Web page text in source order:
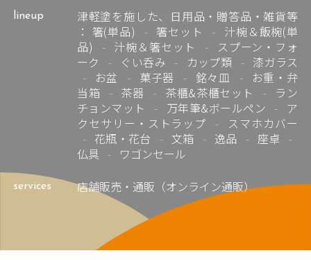
lineup
津軽塗を施した、日用品・贈答品・雑貨等
： 箸(単品) 箸セット
汁椀＆飯椀(単
品)
汁椀＆箸セット
スプーン・フォ
ーク
ぐい呑み カップ類
漆ガラス
お盆
菓子器 銘々皿
お重・弁
当箱
茶器 茶櫃&茶櫃セット
ラン
チョンマット
万年筆&ボールペン
ア
クセサリー・ストラップ
スマホカバー
花瓶・花台
文箱 逸品
座卓
仏具
ワゴンセール
services 店舗販売・ 通販（オンライン通販）